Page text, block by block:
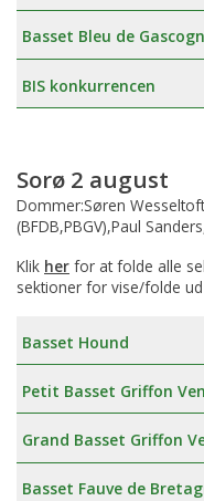
Basset Bleu de
BIS konkurrencen
Sorø 2 august
Dommer:Søren
(BFDB,PBGV),Paul
Klik her for at folde alle
sektioner for vise/folde
Basset Hound
Petit Basset Griffon
Grand Basset Griffon
Basset Fauve de